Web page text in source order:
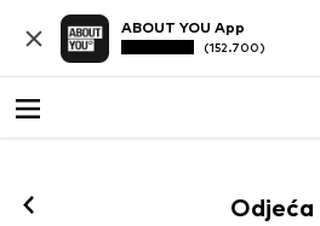
ABOUT YOU App
(152.700)
Odjeća